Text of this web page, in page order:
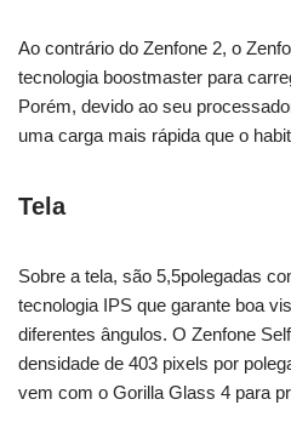
Ao contrário do Zenfone 2, o
tecnologia boostmaster para
Porém, devido ao seu
uma carga mais rápida que o
Tela
Sobre a tela, são 5,5polegadas
tecnologia IPS que garante boa
diferentes ângulos. O Zenfone
densidade de 403 pixels por
vem com o Gorilla Glass 4 para